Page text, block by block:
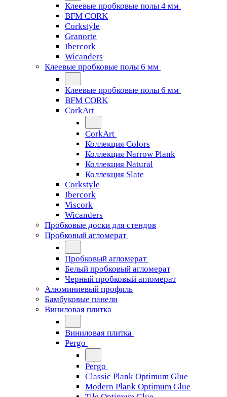
Клеевые пробковые полы 4 мм
BFM CORK
Corkstyle
Granorte
Ibercork
Wicanders
Клеевые пробковые полы 6 мм
Клеевые пробковые полы 6 мм
BFM CORK
CorkArt
CorkArt
Коллекция Colors
Коллекция Narrow Plank
Коллекция Natural
Коллекция Slate
Corkstyle
Ibercork
Viscork
Wicanders
Пробковые доски для стендов
Пробковый агломерат
Пробковый агломерат
Белый пробковый агломерат
Черный пробковый агломерат
Алюминиевый профиль
Бамбуковые панели
Виниловая плитка
Виниловая плитка
Pergo
Pergo
Classic Plank Optimum Glue
Modern Plank Optimum Glue